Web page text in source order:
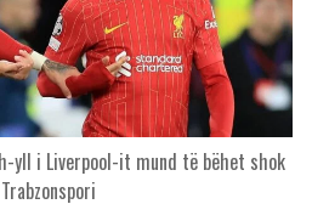
yll i Liverpool-it mund të bëhet shok